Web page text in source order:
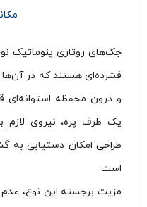
فشرده‌ای هستند که در
و درون محفظه استوانه‌ای
یک طرف پره، نیروی لازم
طراحی امکان دستیابی به
است.
مزیت برجسته این نوع،